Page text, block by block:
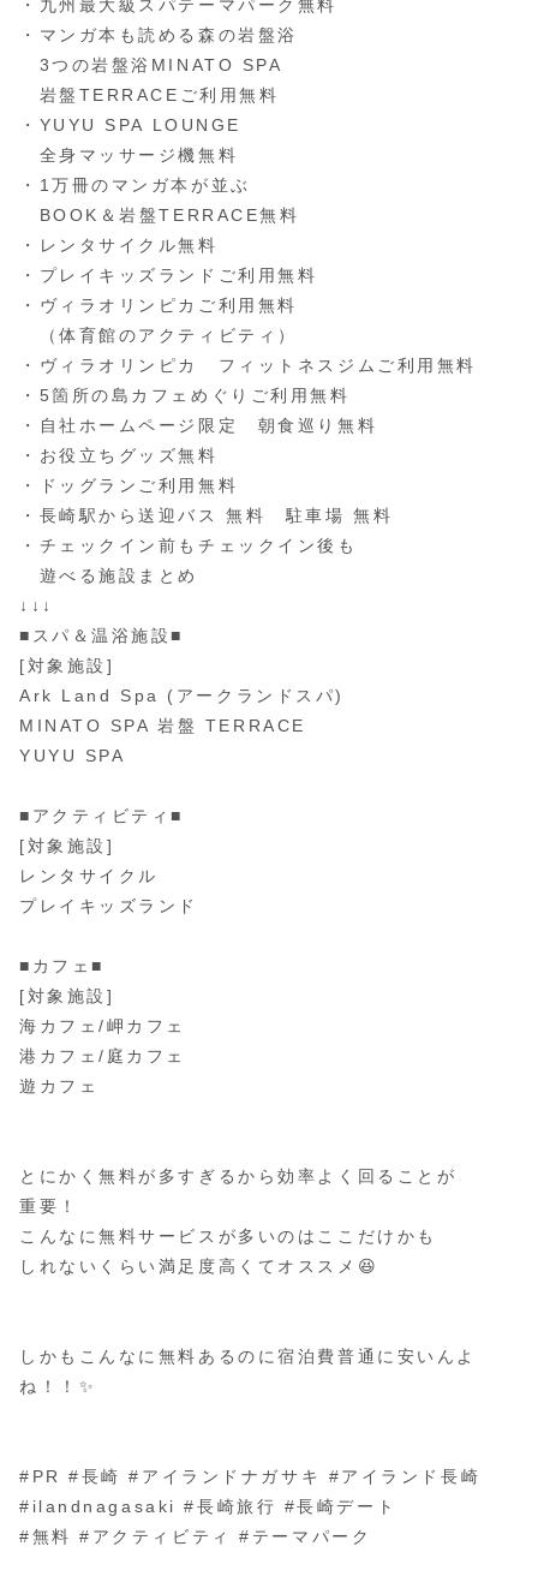
・九州最大級スパテーマパーク無料
・マンガ本も読める森の岩盤浴
3つの岩盤浴MINATO SPA
岩盤TERRACEご利用無料
・YUYU SPA LOUNGE
全身マッサージ機無料
・1万冊のマンガ本が並ぶ
BOOK＆岩盤TERRACE無料
・レンタサイクル無料
・プレイキッズランドご利用無料
・ヴィラオリンピカご利用無料
（体育館のアクティビティ）
・ヴィラオリンピカ フィットネスジムご利用無料
・5箇所の島カフェめぐりご利用無料
・自社ホームページ限定 朝食巡り無料
・お役立ちグッズ無料
・ドッグランご利用無料
・長崎駅から送迎バス 無料 駐車場 無料
・チェックイン前もチェックイン後も
遊べる施設まとめ
↓↓↓
■スパ＆温浴施設■
[対象施設]
Ark Land Spa (アークランドスパ)
MINATO SPA 岩盤 TERRACE
YUYU SPA
■アクティビティ■
[対象施設]
レンタサイクル
プレイキッズランド
■カフェ■
[対象施設]
海カフェ/岬カフェ
港カフェ/庭カフェ
遊カフェ
とにかく無料が多すぎるから効率よく回ることが
重要！
こんなに無料サービスが多いのはここだけかも
しれないくらい満足度高くてオススメ😆
しかもこんなに無料あるのに宿泊費普通に安いんよ
ね！！✨
#PR #長崎 #アイランドナガサキ #アイランド長崎
#ilandnagasaki #長崎旅行 #長崎デート
#無料 #アクティビティ #テーマパーク